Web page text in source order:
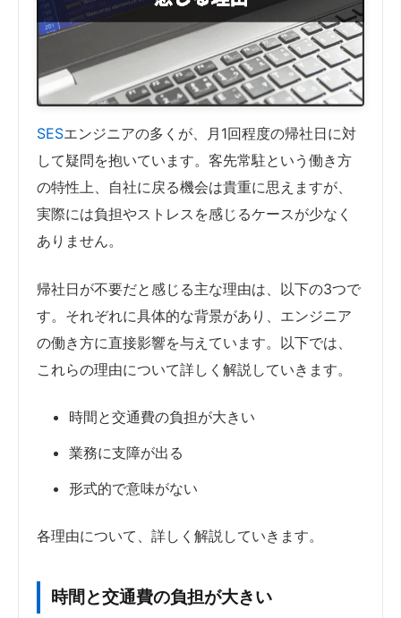
SESエンジニアの多くが、月1回程度の帰社日に対
して疑問を抱いています。客先常駐という働き方
の特性上、自社に戻る機会は貴重に思えますが、
実際には負担やストレスを感じるケースが少なく
ありません。
帰社日が不要だと感じる主な理由は、以下の3つで
す。それぞれに具体的な背景があり、エンジニア
の働き方に直接影響を与えています。以下では、
これらの理由について詳しく解説していきます。
時間と交通費の負担が大きい
業務に支障が出る
形式的で意味がない
各理由について、詳しく解説していきます。
時間と交通費の負担が大きい